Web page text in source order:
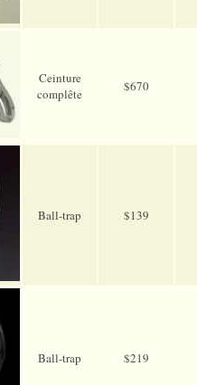
Ceinture
complête
$670
Ball-trap $139
Ball-trap $219